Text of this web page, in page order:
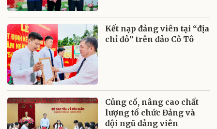
Kết nạp đảng viên tại “địa
chỉ đỏ” trên đảo Cô Tô
Củng cố, nâng cao chất
lượng tổ chức Đảng và
đội ngũ đảng viên